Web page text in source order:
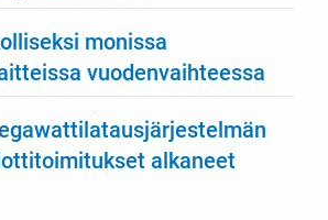
monissa
vuodenvaihteessa
alkaneet